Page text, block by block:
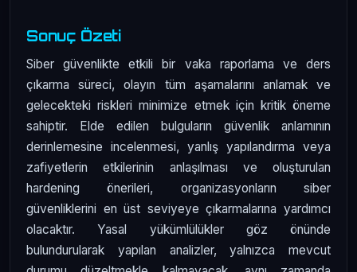
Sonuç Özeti
Siber güvenlikte etkili bir vaka raporlama ve ders
çıkarma süreci, olayın tüm aşamalarını anlamak ve
gelecekteki riskleri minimize etmek için kritik öneme
sahiptir. Elde edilen bulguların güvenlik anlamının
derinlemesine incelenmesi, yanlış yapılandırma veya
zafiyetlerin etkilerinin anlaşılması ve oluşturulan
hardening önerileri, organizasyonların siber
güvenliklerini en üst seviyeye çıkarmalarına yardımcı
olacaktır. Yasal yükümlülükler göz önünde
bulundurularak yapılan analizler, yalnızca mevcut